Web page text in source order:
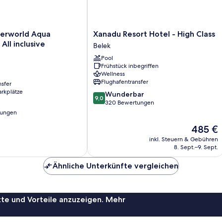
Aqua
inclusive
Xanadu
Resort
Hotel
-
High
Class
Belek
Xanadu Resort Hotel - High Class
Belek
Pool
Frühstück inbegriffen
Wellness
Flughafentransfer
9.0
von
9,0 Wunderbar
320 Bewertungen
Der
Preis
beträgt
485 €
inkl. Steuern & Gebühren
8. Sept.–9. Sept.
Ähnliche Unterkünfte vergleichen
und Vorteile anzuzeigen. Mehr